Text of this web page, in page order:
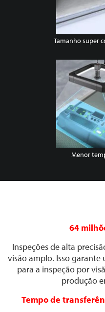
Tamanho super
Menor
64
Inspeções de alta
visão amplo. Isso
para a inspeção por
produção
Tempo de